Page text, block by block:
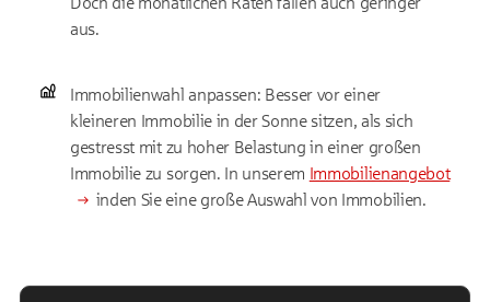
aus.
Immobilienwahl anpassen: Besser vor einer
kleineren Immobilie in der Sonne sitzen, als sich
gestresst mit zu hoher Belastung in einer großen
Immobilie zu sorgen. In unserem Immobilienangebot
inden Sie eine große Auswahl von Immobilien.